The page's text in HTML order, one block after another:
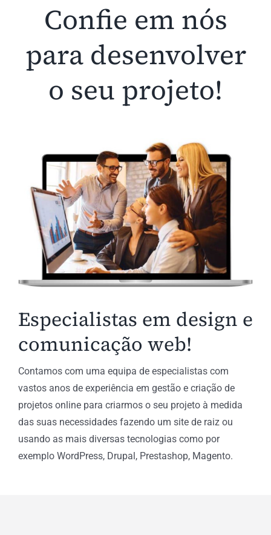
Confie em nós
para desenvolver
o seu projeto!
Especialistas em design e
comunicação web!
Contamos com uma equipa de especialistas com
vastos anos de experiência em gestão e criação de
projetos online para criarmos o seu projeto à medida
das suas necessidades fazendo um site de raiz ou
usando as mais diversas tecnologias como por
exemplo WordPress, Drupal, Prestashop, Magento.